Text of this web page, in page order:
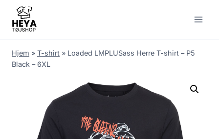
content
Hjem » T-shirt » Loaded LMPLUSass Herre T-shirt – P5
Black – 6XL